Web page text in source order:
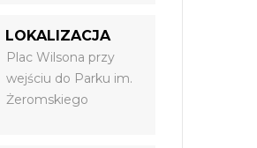
LOKALIZACJA
Plac Wilsona przy
wejściu do Parku im.
Żeromskiego